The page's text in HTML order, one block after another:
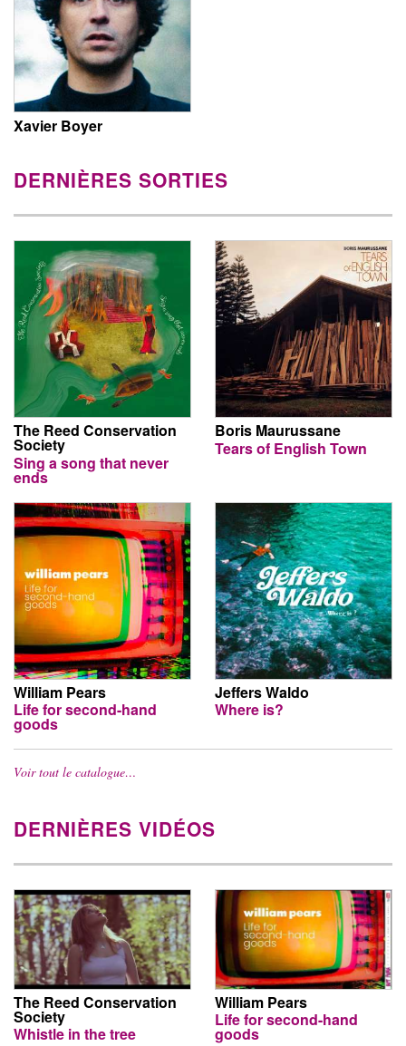
Xavier Boyer
DERNIÈRES SORTIES
The Reed Conservation
Society
Sing a song that never
ends
Boris Maurussane
Tears of English Town
William Pears
Life for second-hand
goods
Jeffers Waldo
Where is?
Voir tout le catalogue…
DERNIÈRES VIDÉOS
The Reed Conservation
Society
Whistle in the tree
William Pears
Life for second-hand
goods